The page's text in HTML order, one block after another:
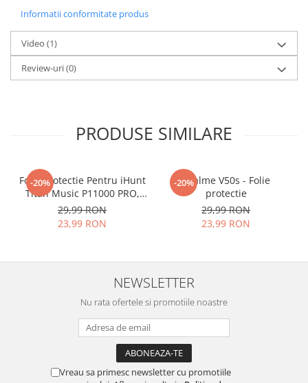
Foliile noastre sunt
aplicat chiar
tu.
producerea foliilor NUeste
sticla pe care o stim cu totii, ci
este Nano Glass
AcestagaranteazacaNU SE
SPARGEin mii de cioburi
ascutite si periculoase.
Nu numai ca este rezistenta la
zgarieturi si spargere, ci si
INTARESTEecranul!
Folia avand rezistenta 9H la
zgarieturi, asigura si un aspect
Informatii conformitate produs
Video (1)
Review-uri(0)
PRODUSE SIMILARE
-20%
Folie Protectie Pentru iHunt
Titan Music P11000 PRO,
VDOO
29,99 RON
23,99 RON
-20%
Realme V50s - Folie
protectie
29,99 RON
23,99 RON
NEWSLETTER
Nu rata ofertele si promotiile noastre
Vreau sa primesc newsletter cu promotiile